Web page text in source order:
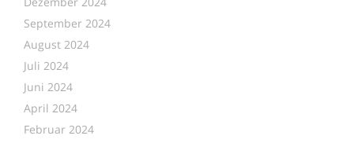
September 2024
August 2024
Juli 2024
Juni 2024
April 2024
Februar 2024